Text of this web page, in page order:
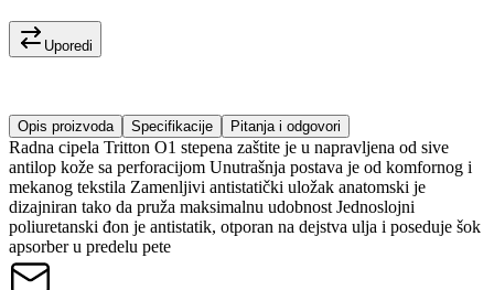
Uporedi
Opis proizvoda Specifikacije Pitanja i odgovori
Radna cipela Tritton O1 stepena zaštite je u napravljena od sive
antilop kože sa perforacijom Unutrašnja postava je od komfornog i
mekanog tekstila Zamenljivi antistatički uložak anatomski je
dizajniran tako da pruža maksimalnu udobnost Jednoslojni
poliuretanski đon je antistatik, otporan na dejstva ulja i poseduje šok
apsorber u predelu pete